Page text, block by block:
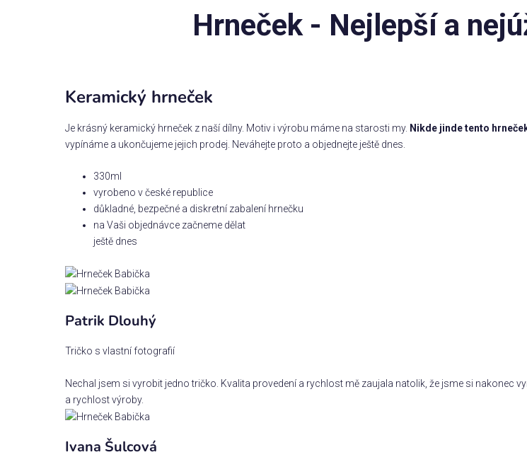
Hrneček - Nejlepší a
Keramický hrneček
Je krásný keramický hrneček z naší dílny. Motiv i výrobu máme na starosti my. Nikde jinde tento
vypínáme a ukončujeme jejich prodej. Neváhejte proto a objednejte ještě dnes.
330ml
vyrobeno v české republice
důkladné, bezpečné a diskretní zabalení hrnečku
na Vaši objednávce začneme dělat
ještě dnes
Patrik Dlouhý
Tričko s vlastní fotografií
Nechal jsem si vyrobit jedno tričko. Kvalita provedení a rychlost mě zaujala natolik, že jsme si
a rychlost výroby.
Ivana Šulcová